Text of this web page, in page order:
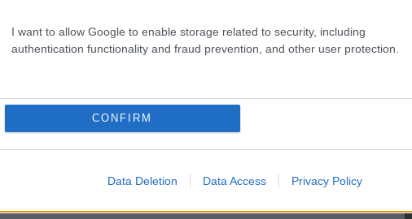
I want to allow Google to enable storage related to security, including
authentication functionality and fraud prevention, and other user protection.
CONFIRM
Data Deletion Data Access Privacy Policy